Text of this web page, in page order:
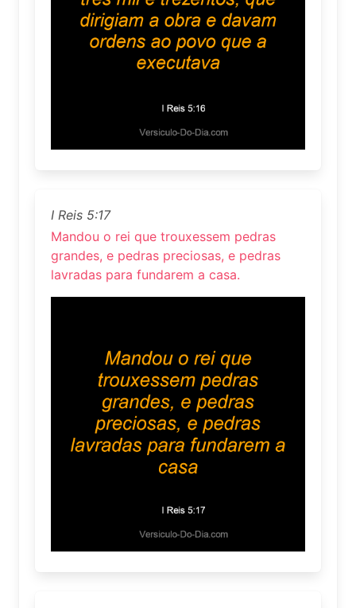
I Reis 5:17
Mandou o rei que trouxessem pedras
grandes, e pedras preciosas, e pedras
lavradas para fundarem a casa.